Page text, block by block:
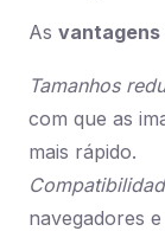
As vantagens
Tamanhos
com que as
mais rápido.
navegadores